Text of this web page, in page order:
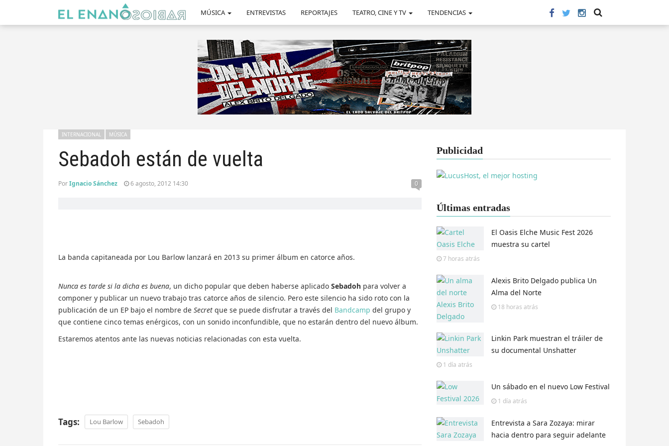
MÚSICA ENTREVISTAS REPORTAJES TEATRO, CINE Y TV TENDENCIAS
Sebadoh están de vuelta
INTERNACIONAL MÚSICA
PorIgnacio Sánchez 6 agosto, 2012 14:30 0
La banda capitaneada por Lou Barlow lanzará en 2013 su primer álbum en catorce años.
Nunca es tarde si la dicha es buena, un dicho popular que deben haberse aplicado Sebadoh para volver a
componer y publicar un nuevo trabajo tras catorce años de silencio. Pero este silencio ha sido roto con la
publicación de un EP bajo el nombre de Secret que se puede disfrutar a través del Bandcamp del grupo y
que contiene cinco temas enérgicos, con un sonido inconfundible, que no estarán dentro del nuevo álbum.
Estaremos atentos ante las nuevas noticias relacionadas con esta vuelta.
Tags: Lou Barlow Sebadoh
Publicidad
Últimas entradas
El Oasis Elche Music Fest 2026
muestra su cartel
7 horas atrás
Alexis Brito Delgado publica Un
Alma del Norte
18 horas atrás
Linkin Park muestran el tráiler de
su documental Unshatter
1 día atrás
Un sábado en el nuevo Low Festival
1 día atrás
Entrevista a Sara Zozaya: mirar
hacia dentro para seguir adelante